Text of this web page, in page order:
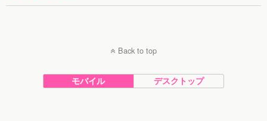
Back to top
モバイル デスクトップ